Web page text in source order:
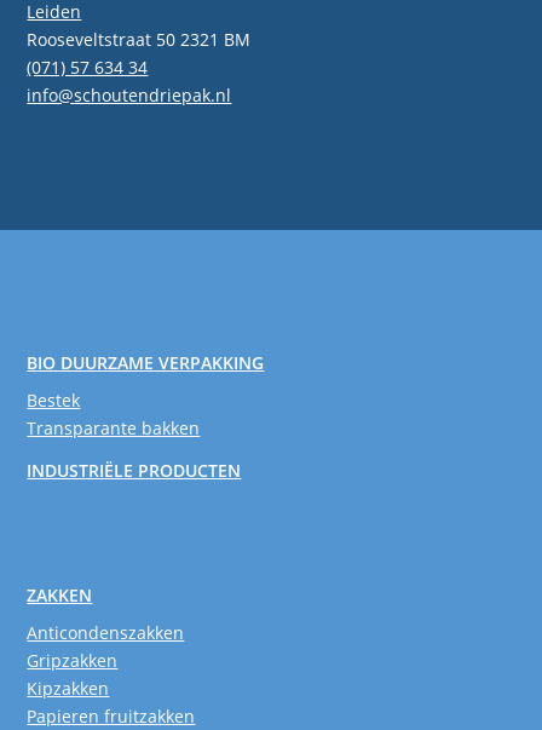
Leiden
Rooseveltstraat 50 2321 BM
(071) 57 634 34
info@schoutendriepak.nl
BIO DUURZAME VERPAKKING
Bestek
Transparante bakken
INDUSTRIËLE PRODUCTEN
ZAKKEN
Anticondenszakken
Gripzakken
Kipzakken
Papieren fruitzakken